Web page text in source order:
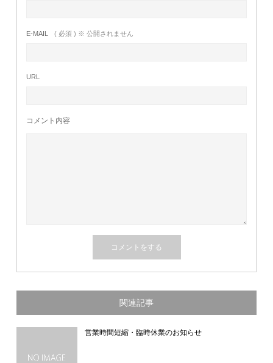
E-MAIL ( 必須 ) ※ 公開されません
URL
コメント内容
関連記事
営業時間短縮・臨時休業のお知らせ